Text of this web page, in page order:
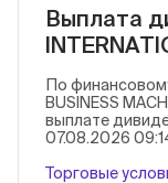
Выплата
По
BUSINESS
выплате
07.08.2026
Торговые